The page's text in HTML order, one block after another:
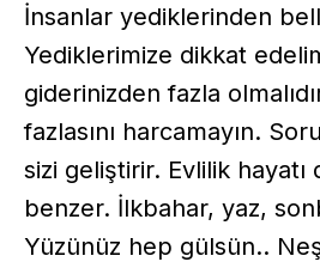
İnsanlar yediklerinden
Yediklerimize dikkat
giderinizden fazla
fazlasını harcamayın.
sizi geliştirir. Evlilik hayatı
benzer. İlkbahar, yaz,
Yüzünüz hep gülsün..